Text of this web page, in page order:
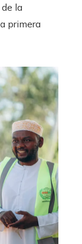
la
primera